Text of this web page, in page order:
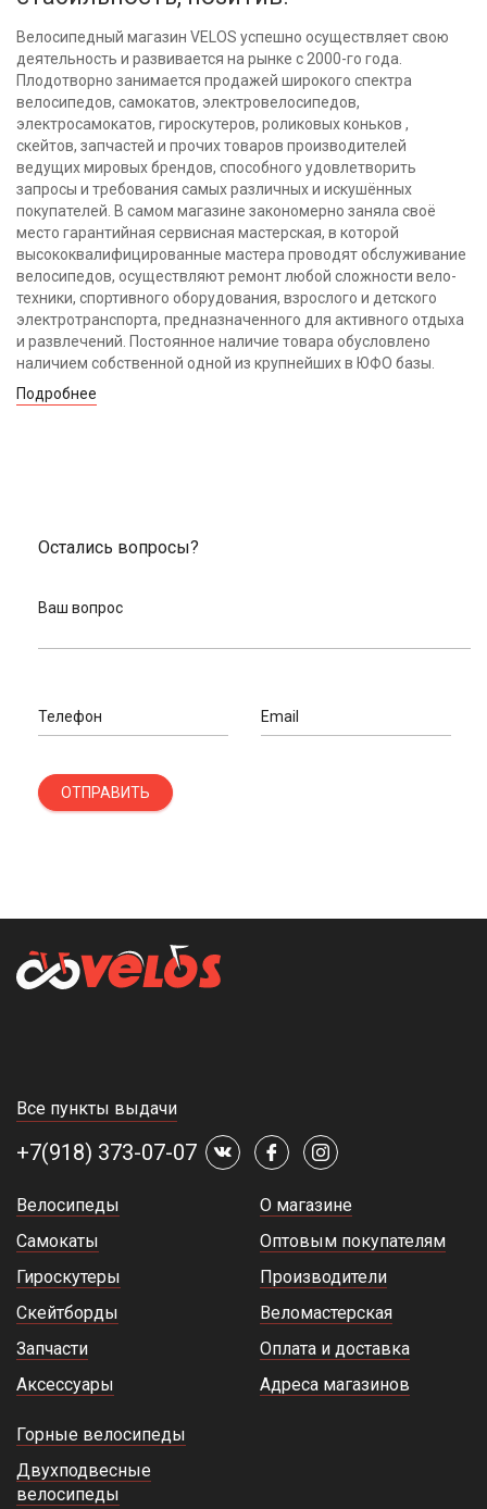
Велосипедный магазин VELOS успешно осуществляет свою
деятельность и развивается на рынке с 2000-го года.
Плодотворно занимается продажей широкого спектра
велосипедов, самокатов, электровелосипедов,
электросамокатов, гироскутеров, роликовых коньков ,
скейтов, запчастей и прочих товаров производителей
ведущих мировых брендов, способного удовлетворить
запросы и требования самых различных и искушённых
покупателей. В самом магазине закономерно заняла своё
место гарантийная сервисная мастерская, в которой
высококвалифицированные мастера проводят обслуживание
велосипедов, осуществляют ремонт любой сложности вело-
техники, спортивного оборудования, взрослого и детского
электротранспорта, предназначенного для активного отдыха
и развлечений. Постоянное наличие товара обусловлено
наличием собственной одной из крупнейших в ЮФО базы.
Подробнее
Остались вопросы?
Ваш вопрос
Телефон Email
ОТПРАВИТЬ
Все пункты выдачи
+7(918) 373-07-07
Велосипеды
Самокаты
Гироскутеры
Скейтборды
Запчасти
Аксессуары
О магазине
Оптовым покупателям
Производители
Веломастерская
Оплата и доставка
Адреса магазинов
Горные велосипеды
Двухподвесные
велосипеды